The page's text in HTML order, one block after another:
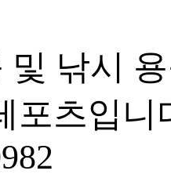
및 낚시
포츠입니